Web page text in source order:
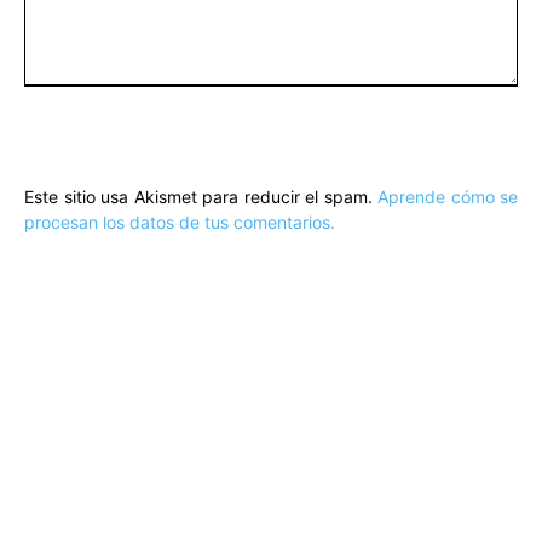
Este sitio usa Akismet para reducir el spam. Aprende cómo se
procesan los datos de tus comentarios.